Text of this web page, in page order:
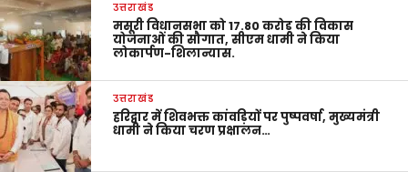
उत्तराखंड
मसूरी विधानसभा को 17.80 करोड़ की विकास
योजनाओं की सौगात, सीएम धामी ने किया
लोकार्पण-शिलान्यास.
उत्तराखंड
हरिद्वार में शिवभक्त कांवड़ियों पर पुष्पवर्षा, मुख्यमंत्री
धामी ने किया चरण प्रक्षालन…